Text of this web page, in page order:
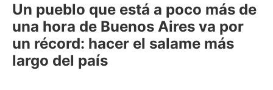
Un pueblo que está a poco más de
una hora de Buenos Aires va por
un récord: hacer el salame más
largo del país